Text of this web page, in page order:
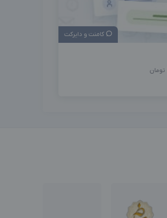
کامنت و دایرکت
تومان